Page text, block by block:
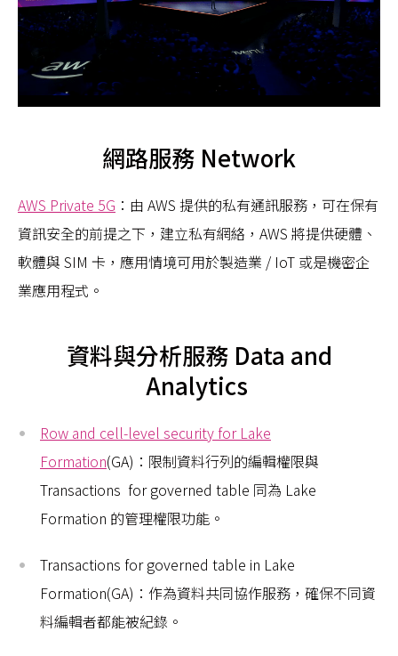
網路服務 Network
AWS Private 5G ：由 AWS 提供的私有通訊服務，可在保有
資訊安全的前提之下，建立私有網絡，AWS 將提供硬體、
軟體與 SIM 卡，應用情境可用於製造業 / IoT 或是機密企
業應用程式。
資料與分析服務 Data and
Analytics
Row and cell-level security for Lake
Formation(GA)：限制資料行列的編輯權限與
Transactions for governed table 同為 Lake
Formation 的管理權限功能。
Transactions for governed table in Lake
Formation(GA)：作為資料共同協作服務，確保不同資
料編輯者都能被紀錄。